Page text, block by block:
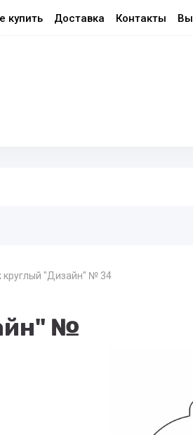
купить Доставка Контакты
круглый "Дизайн" № 34
№